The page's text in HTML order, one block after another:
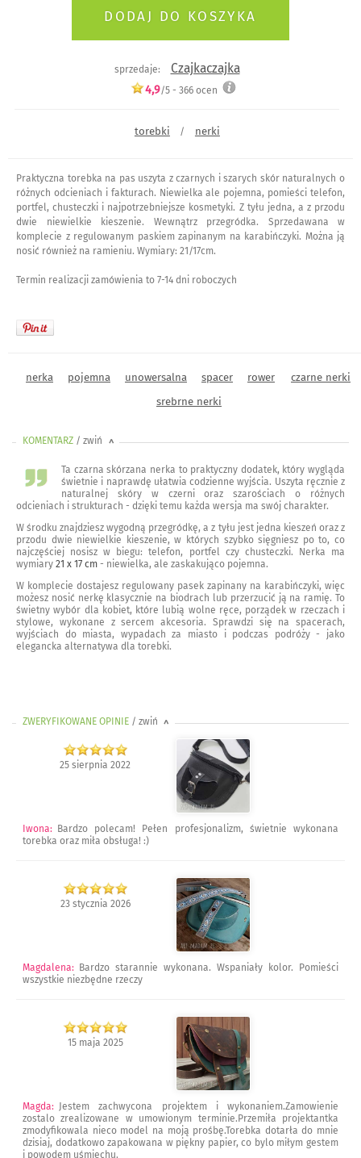
sprzedaje: Czajkaczajka
4,9/5 - 366ocen
torebki / nerki
Praktyczna torebka na pas uszyta z czarnych i szarych skór naturalnych o
różnych odcieniach i fakturach. Niewielka ale pojemna, pomieści telefon,
portfel, chusteczki i najpotrzebniejsze kosmetyki. Z tyłu jedna, a z przodu
dwie niewielkie kieszenie. Wewnątrz przegródka. Sprzedawana w
komplecie z regulowanym paskiem zapinanym na karabińczyki. Można ją
nosić również na ramieniu. Wymiary: 21/17cm.
Termin realizacji zamówienia to 7-14 dni roboczych
nerka pojemna unowersalna spacer rower
czarne nerki
srebrne nerki
KOMENTARZ / zwiń <
Ta czarna skórzana nerka to praktyczny dodatek, który wygląda
świetnie i naprawdę ułatwia codzienne wyjścia. Uszyta ręcznie z
naturalnej skóry w czerni oraz szarościach o różnych
odcieniach i strukturach - dzięki temu każda wersja ma swój charakter.
W środku znajdziesz wygodną przegródkę, a z tyłu jest jedna kieszeń oraz z
przodu dwie niewielkie kieszenie, w których szybko sięgniesz po to, co
najczęściej nosisz w biegu: telefon, portfel czy chusteczki. Nerka ma
wymiary 21 x 17 cm - niewielka, ale zaskakująco pojemna.
W komplecie dostajesz regulowany pasek zapinany na karabińczyki, więc
możesz nosić nerkę klasycznie na biodrach lub przerzucić ją na ramię. To
świetny wybór dla kobiet, które lubią wolne ręce, porządek w rzeczach i
stylowe, wykonane z sercem akcesoria. Sprawdzi się na spacerach,
wyjściach do miasta, wypadach za miasto i podczas podróży - jako
elegancka alternatywa dla torebki.
ZWERYFIKOWANE OPINIE / zwiń >
25 sierpnia 2022
Iwona:
Bardzo polecam! Pełen profesjonalizm, świetnie wykonana
torebka oraz miła obsługa! :)
23 stycznia 2026
Magdalena:
Bardzo starannie wykonana. Wspaniały kolor. Pomieści
wszystkie niezbędne rzeczy
15 maja 2025
Magda:
Jestem zachwycona projektem i wykonaniem.Zamowienie
zostalo zrealizowane w umowionym terminie.Przemiła projektantka
zmodyfikowala nieco model na moją prośbę.Torebka dotarła do mnie
dzisiaj, dodatkowo zapakowana w piękny papier, co bylo miłym gestem
i powodem uśmiechu.